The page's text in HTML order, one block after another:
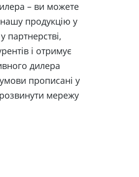
– ви можете
продукцію у
партнерстві,
і отримує
дилера
прописані у
мережу